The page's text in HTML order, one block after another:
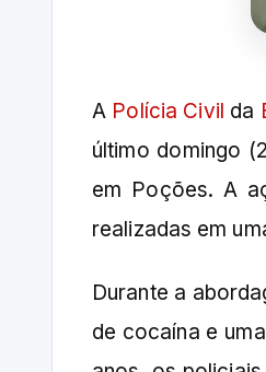
A Polícia Civil da
último domingo
em Poções. A
realizadas em
Durante a
de cocaína e